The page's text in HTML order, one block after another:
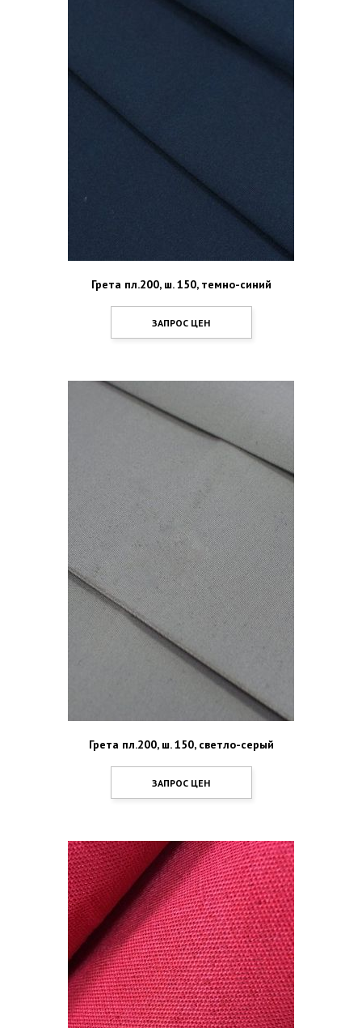
Грета пл.200, ш. 150, темно-синий
ЗАПРОС ЦЕН
Грета пл.200, ш. 150, светло-серый
ЗАПРОС ЦЕН